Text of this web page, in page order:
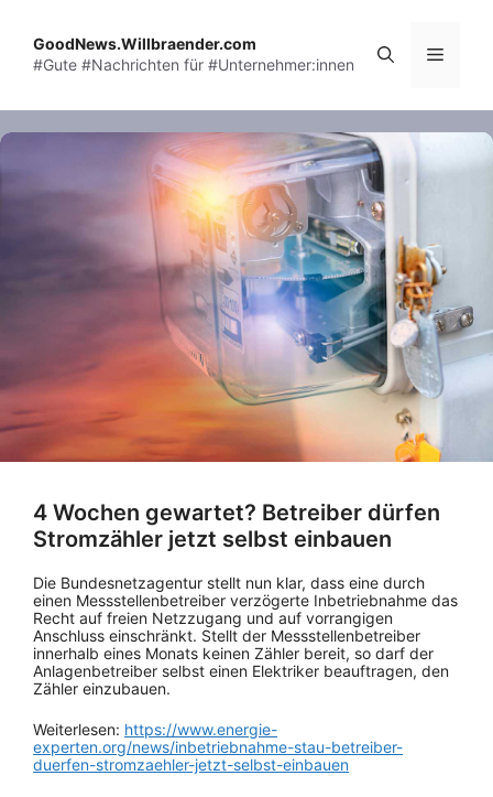
content
GoodNews.Willbraender.com
#Gute #Nachrichten für #Unternehmer:innen
Menu
4 Wochen gewartet? Betreiber dürfen
Stromzähler jetzt selbst einbauen
Die Bundesnetzagentur stellt nun klar, dass eine durch
einen Messstellenbetreiber verzögerte Inbetriebnahme das
Recht auf freien Netzzugang und auf vorrangigen
Anschluss einschränkt. Stellt der Messstellenbetreiber
innerhalb eines Monats keinen Zähler bereit, so darf der
Anlagenbetreiber selbst einen Elektriker beauftragen, den
Zähler einzubauen.
Weiterlesen: https://www.energie-
experten.org/news/inbetriebnahme-stau-betreiber-
duerfen-stromzaehler-jetzt-selbst-einbauen